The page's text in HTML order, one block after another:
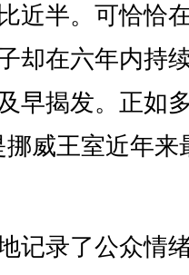
近半。可恰恰
却在六年内持
早揭发。正如
挪威王室近年来
录了公众情